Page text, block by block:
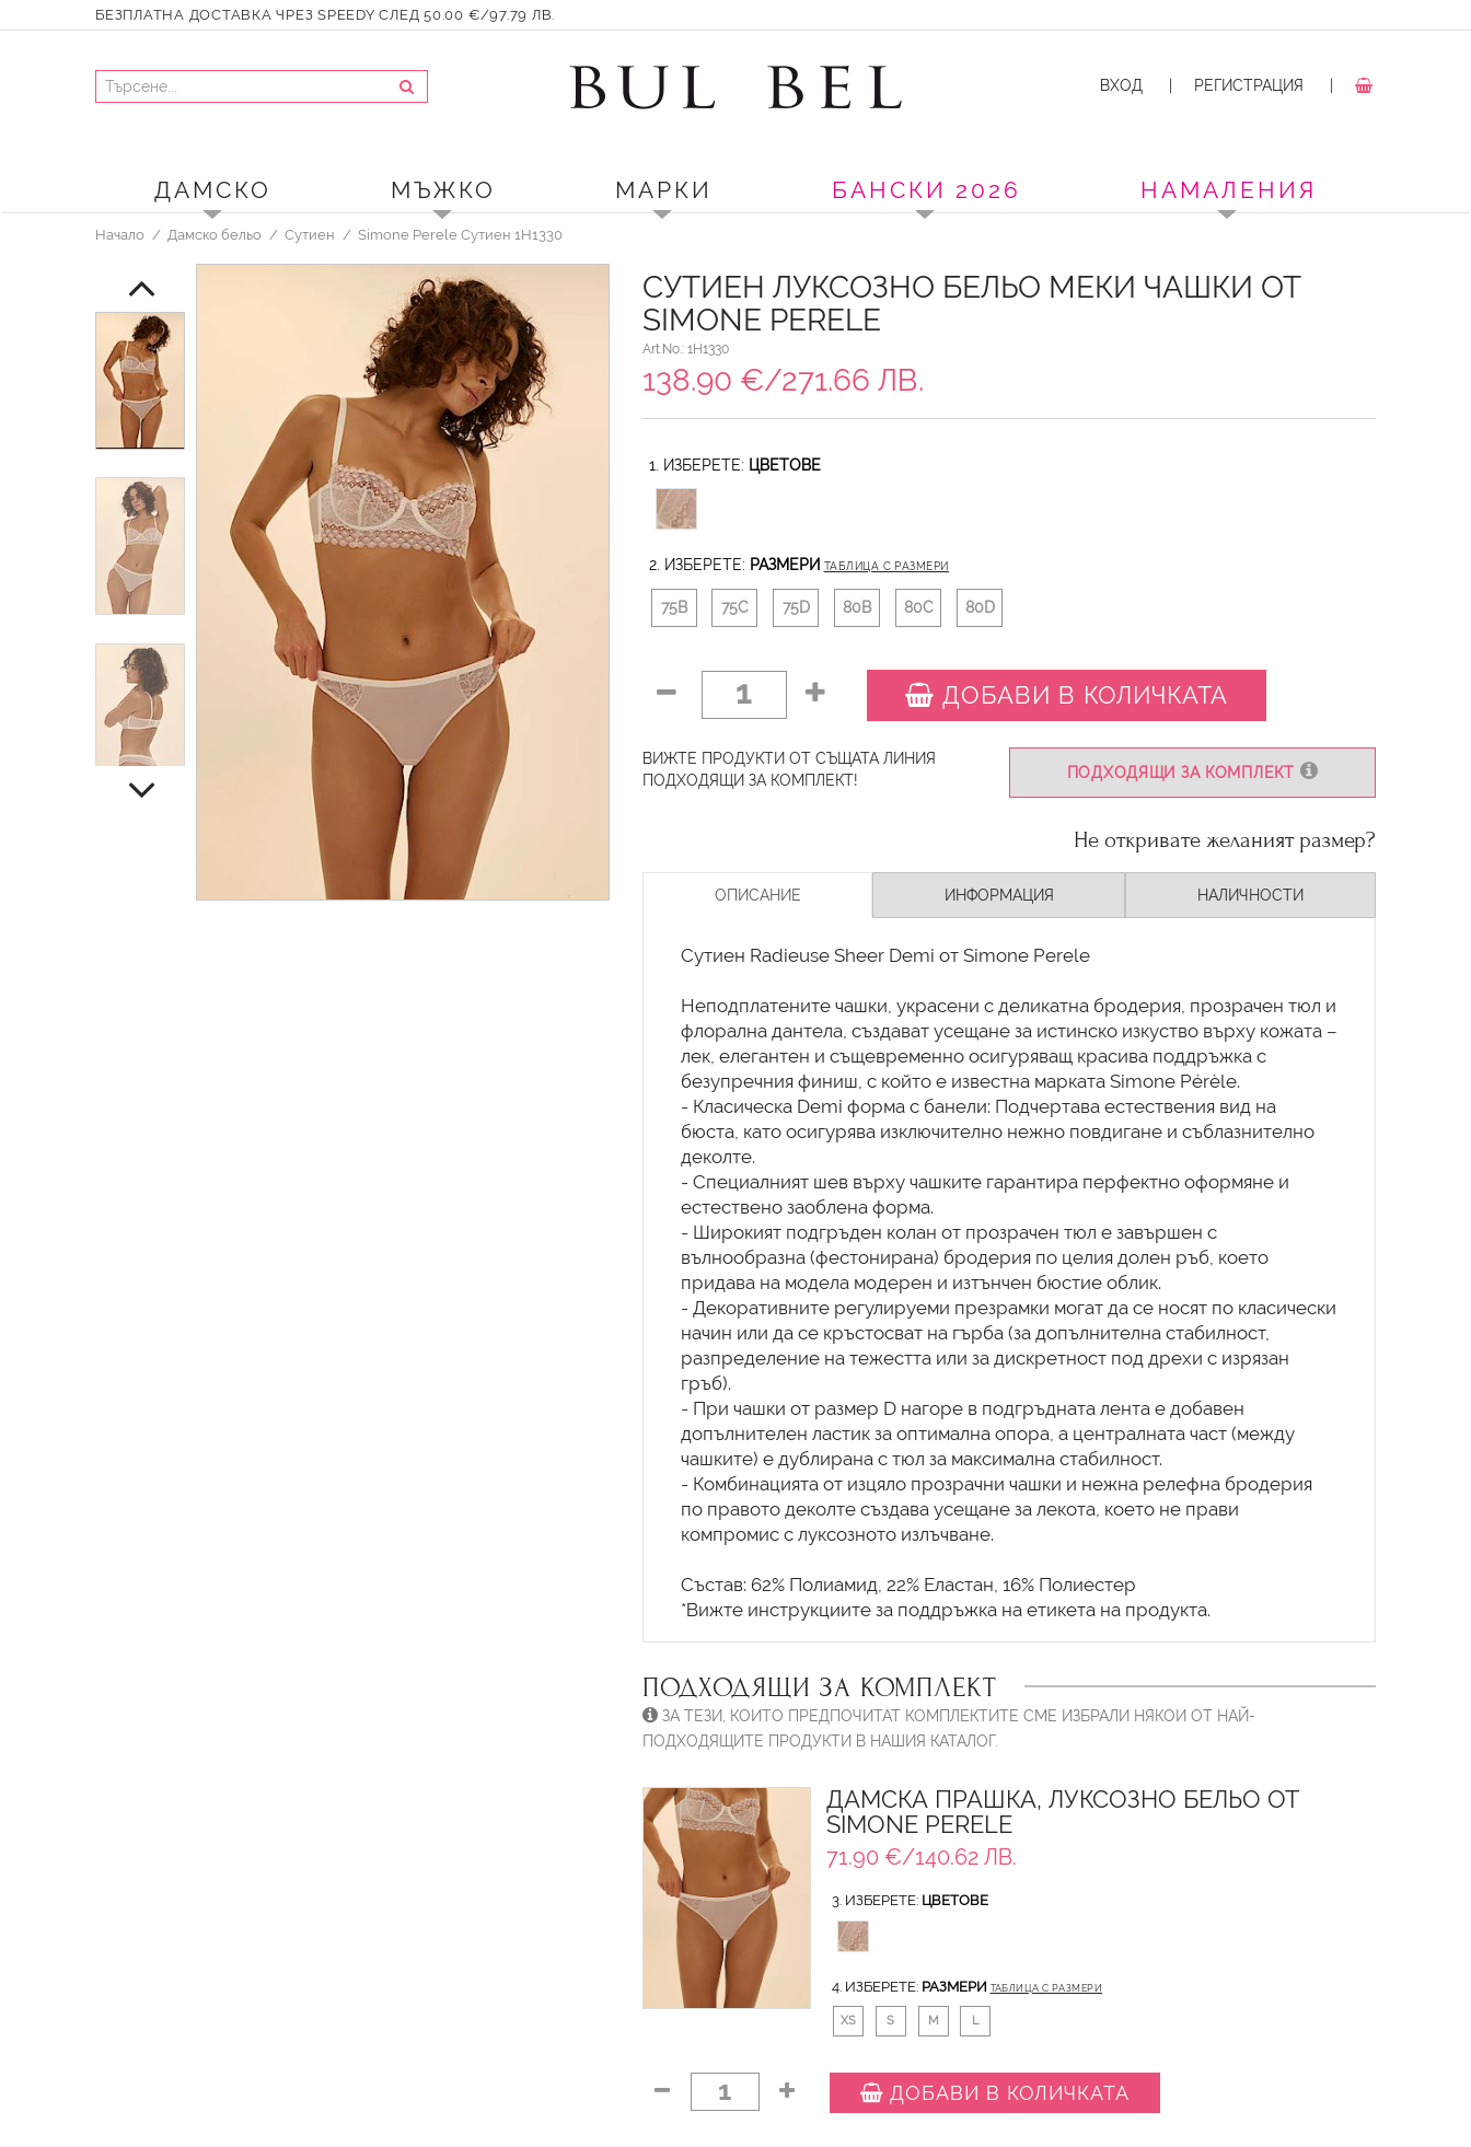
БЕЗПЛАТНА ДОСТАВКА ЧРЕЗ SPEEDY СЛЕД 50.00 €/97.79 ЛВ.
ВХОД РЕГИСТРАЦИЯ
ДАМСКО МЪЖКО МАРКИ БАНСКИ 2026 НАМАЛЕНИЯ
Начало Дамско бельо Сутиен Simone Perele Сутиен 1H1330
СУТИЕН ЛУКСОЗНО БЕЛЬО МЕКИ ЧАШКИ ОТ
SIMONE PERELE
Art.No.: 1H1330
138.90 €/271.66 ЛВ.
1. ИЗБЕРЕТЕ: ЦВЕТОВЕ
2. ИЗБЕРЕТЕ: РАЗМЕРИ ТАБЛИЦА С РАЗМЕРИ
75B 75C 75D 80B 80C 80D
1 ДОБАВИ В КОЛИЧКАТА
ПОДХОДЯЩИ ЗА КОМПЛЕКТ
ВИЖТЕ ПРОДУКТИ ОТ СЪЩАТА ЛИНИЯ
ПОДХОДЯЩИ ЗА КОМПЛЕКТ!
Не откривате желаният размер?
ОПИСАНИЕ ИНФОРМАЦИЯ НАЛИЧНОСТИ
Сутиен Radieuse Sheer Demi от Simone Perele
Неподплатените чашки, украсени с деликатна бродерия, прозрачен тюл и
флорална дантела, създават усещане за истинско изкуство върху кожата –
лек, елегантен и същевременно осигуряващ красива поддръжка с
безупречния финиш, с който е известна марката Simone Pérèle.
- Класическа Demi форма с банели: Подчертава естествения вид на
бюста, като осигурява изключително нежно повдигане и съблазнително
деколте.
- Специалният шев върху чашките гарантира перфектно оформяне и
естествено заоблена форма.
- Широкият подгръден колан от прозрачен тюл е завършен с
вълнообразна (фестонирана) бродерия по целия долен ръб, което
придава на модела модерен и изтънчен бюстие облик.
- Декоративните регулируеми презрамки могат да се носят по класически
начин или да се кръстосват на гърба (за допълнителна стабилност,
разпределение на тежестта или за дискретност под дрехи с изрязан
гръб).
- При чашки от размер D нагоре в подгръдната лента е добавен
допълнителен ластик за оптимална опора, а централната част (между
чашките) е дублирана с тюл за максимална стабилност.
- Комбинацията от изцяло прозрачни чашки и нежна релефна бродерия
по правото деколте създава усещане за лекота, което не прави
компромис с луксозното излъчване.
Състав: 62% Полиамид, 22% Еластан, 16% Полиестер
*Вижте инструкциите за поддръжка на етикета на продукта.
ПОДХОДЯЩИ ЗА КОМПЛЕКТ
ЗА ТЕЗИ, КОИТО ПРЕДПОЧИТАТ КОМПЛЕКТИТЕ СМЕ ИЗБРАЛИ НЯКОИ ОТ НАЙ-
ПОДХОДЯЩИТЕ ПРОДУКТИ В НАШИЯ КАТАЛОГ.
ДАМСКА ПРАШКА, ЛУКСОЗНО БЕЛЬО ОТ
SIMONE PERELE
71.90 €/140.62 ЛВ.
3. ИЗБЕРЕТЕ: ЦВЕТОВЕ
4. ИЗБЕРЕТЕ: РАЗМЕРИ ТАБЛИЦА С РАЗМЕРИ
XS S M L
1 ДОБАВИ В КОЛИЧКАТА